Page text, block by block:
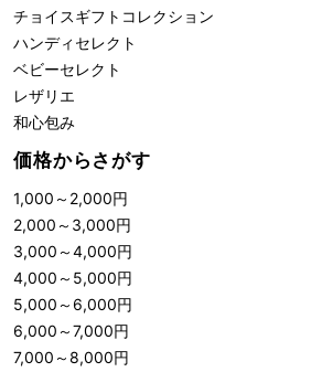
チョイスギフトコレクション
ハンディセレクト
ベビーセレクト
レザリエ
和心包み
価格からさがす
1,000 ～ 2,000円
2,000 ～ 3,000円
3,000 ～4,000円
4,000 ～ 5,000円
5,000 ～ 6,000円
6,000 ～7,000円
7,000 ～8,000円